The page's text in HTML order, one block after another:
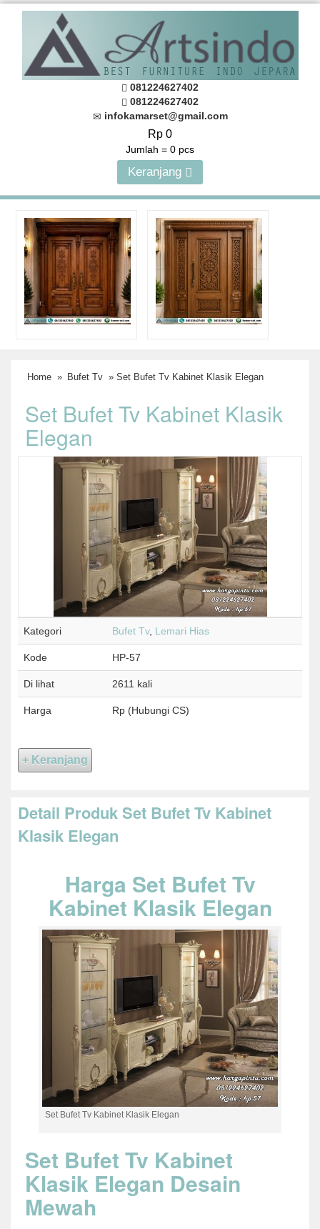
081224627402
081224627402
infokamarset@gmail.com
Rp 0
Jumlah = 0 pcs
Keranjang
Home » Bufet Tv » Set Bufet Tv Kabinet Klasik Elegan
Set Bufet Tv Kabinet Klasik
Elegan
Kategori Bufet Tv, Lemari Hias
Kode HP-57
Di lihat 2611 kali
Harga Rp (Hubungi CS)
Detail Produk Set Bufet Tv Kabinet
Klasik Elegan
Harga Set Bufet Tv
Kabinet Klasik Elegan
Set Bufet Tv Kabinet Klasik Elegan
Set Bufet Tv Kabinet
Klasik Elegan Desain
Mewah